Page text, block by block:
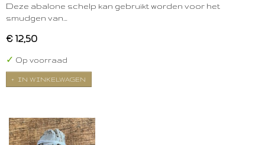
Deze abalone schelp kan gebruikt worden voor het
smudgen van…
€ 12,50
✓ Op voorraad
IN WINKELWAGEN